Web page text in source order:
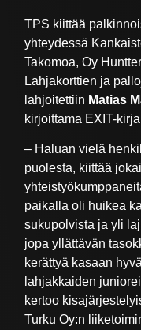
TPS kiittää
yhteydessä
Takomoa, Oy
Lahjakorttien ja
lahjoitettiin Matias
kirjoittama EXIT-
– Haluan vielä
puolesta, kiittää
paikalla oli huikea
sukupolvista ja yli
jopa yllättävän
kerättyä kasaan
lahjakkaiden
kertoo
Turku Oy:n